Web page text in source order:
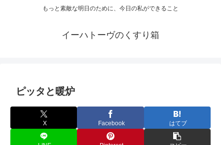
もっと素敵な明日のために、今日の私ができること
イーハトーヴのくすり箱
ピッタと暖炉
X Facebook はてブ